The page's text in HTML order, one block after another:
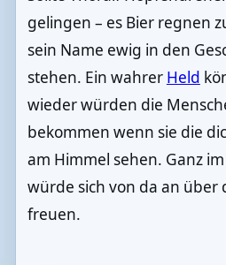
gelingen – es Bier regnen
sein Name ewig in den
stehen. Ein wahrer Held
wieder würden die
bekommen wenn sie die
am Himmel sehen. Ganz
würde sich von da an über
freuen.